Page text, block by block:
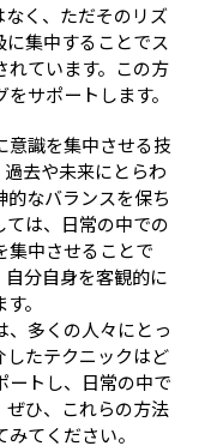
く、ただそのリズ
集中することでス
れています。この方
サポートします。
意識を集中させる技
去や未来にとらわ
なバランスを保ち
は、日常の中での
集中させることで
分自身を客観的に
。
、多くの人々にとっ
したテクニックはど
ートし、日常の中で
ぜひ、これらの方法
てください。